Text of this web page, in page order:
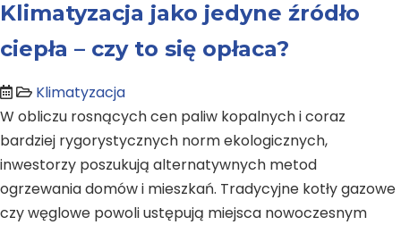
Klimatyzacja jako jedyne źródło
ciepła – czy to się opłaca?
Klimatyzacja
W obliczu rosnących cen paliw kopalnych i coraz
bardziej rygorystycznych norm ekologicznych,
inwestorzy poszukują alternatywnych metod
ogrzewania domów i mieszkań. Tradycyjne kotły gazowe
czy węglowe powoli ustępują miejsca nowoczesnym